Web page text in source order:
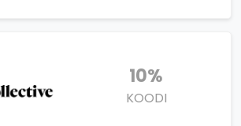
10%
KOODI